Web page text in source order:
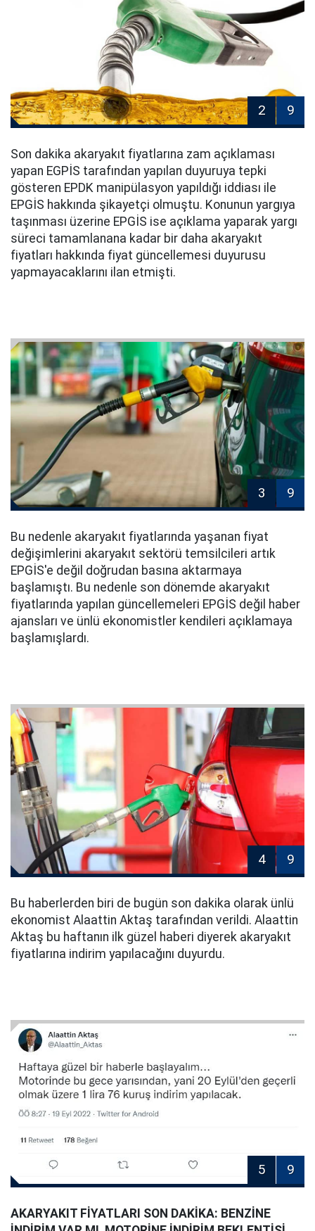
2 9
Son dakika akaryakıt fiyatlarına zam açıklaması
yapan EGPİS tarafından yapılan duyuruya tepki
gösteren EPDK manipülasyon yapıldığı iddiası ile
EPGİS hakkında şikayetçi olmuştu. Konunun yargıya
taşınması üzerine EPGİS ise açıklama yaparak yargı
süreci tamamlanana kadar bir daha akaryakıt
fiyatları hakkında fiyat güncellemesi duyurusu
yapmayacaklarını ilan etmişti.
3 9
Bu nedenle akaryakıt fiyatlarında yaşanan fiyat
değişimlerini akaryakıt sektörü temsilcileri artık
EPGİS'e değil doğrudan basına aktarmaya
başlamıştı. Bu nedenle son dönemde akaryakıt
fiyatlarında yapılan güncellemeleri EPGİS değil haber
ajansları ve ünlü ekonomistler kendileri açıklamaya
başlamışlardı.
4 9
Bu haberlerden biri de bugün son dakika olarak ünlü
ekonomist Alaattin Aktaş tarafından verildi. Alaattin
Aktaş bu haftanın ilk güzel haberi diyerek akaryakıt
fiyatlarına indirim yapılacağını duyurdu.
5 9
AKARYAKIT FİYATLARI SON DAKİKA: BENZİNE